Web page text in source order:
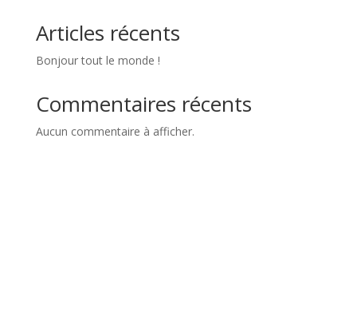
Articles récents
Bonjour tout le monde !
Commentaires récents
Aucun commentaire à afficher.